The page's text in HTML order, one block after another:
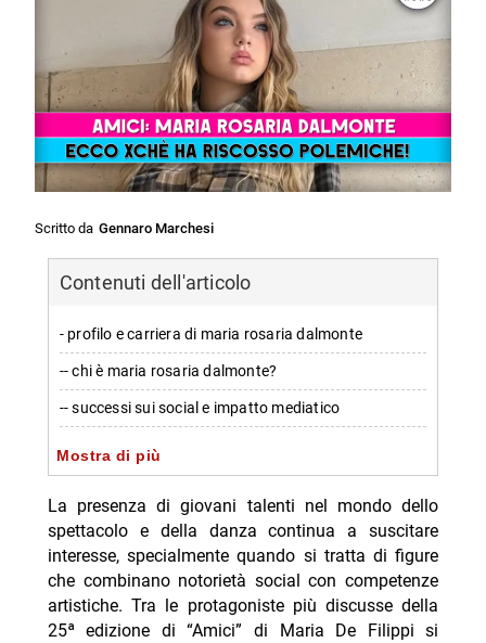
Scritto da Gennaro Marchesi
Contenuti dell'articolo
- profilo e carriera di maria rosaria dalmonte
-- chi è maria rosaria dalmonte?
-- successi sui social e impatto mediatico
- vita privata e riservatezza
-- mistero sulla sfera personale
- reazioni del pubblico e prospettive future
-- personaggi coinvolti nell’edizione attuale
-- Scopri di più da Jump the shark
-- RispondiAnnulla risposta
Mostra di più
La presenza di giovani talenti nel mondo dello
spettacolo e della danza continua a suscitare
interesse, specialmente quando si tratta di figure
che combinano notorietà social con competenze
artistiche. Tra le protagoniste più discusse della
25ª edizione di “Amici” di Maria De Filippi si